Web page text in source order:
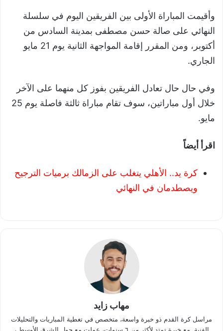
وأقيمت المباراة الأولى بين الفريقين اليوم في سلسلة
النهائي على صالة حسن مصطفى بمدينة السادس من
أكتوبر، ومن المقرر إقامة المواجهة الثانية يوم 21 مايو
الجاري.
وفي حال حال تعادل الفريقين بفوز كل منهما على الآخر
خلال أول مباراتين، سوف تقام مباراة ثالثة فاصلة يوم 25
مايو.
اقرأ أيضاً
كرة يد.. الأهلي يتغلب على الزمالك برميات الترجيح
ويصطدمان في النهائي
مهاب زايد
مراسل كرة القدم ذو خبرة واسعة، متخصص في تغطية المباريات والتحليلات